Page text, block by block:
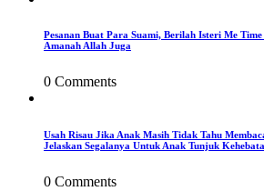
Pesanan Buat Para Suami, Berilah Isteri Me
Amanah Allah Juga
0 Comments
Usah Risau Jika Anak Masih Tidak Tahu
Jelaskan Segalanya Untuk Anak Tunjuk
0 Comments